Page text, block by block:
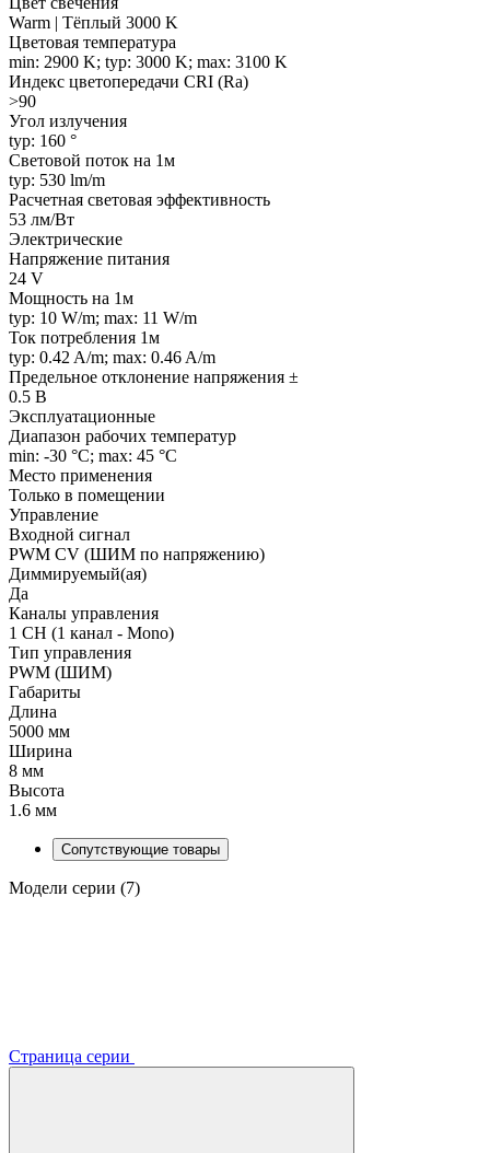
Warm | Тёплый 3000 K
Цветовая температура
min: 2900 K; typ: 3000 K; max: 3100 K
Индекс цветопередачи CRI (Ra)
>90
Угол излучения
typ: 160 °
Световой поток на 1м
typ: 530 lm/m
Расчетная световая эффективность
53 лм/Вт
Электрические
Напряжение питания
24 V
Мощность на 1м
typ: 10 W/m; max: 11 W/m
Ток потребления 1м
typ: 0.42 A/m; max: 0.46 A/m
Предельное отклонение напряжения ±
0.5 В
Эксплуатационные
Диапазон рабочих температур
min: -30 °C; max: 45 °C
Место применения
Только в помещении
Управление
Входной сигнал
PWM СV (ШИМ по напряжению)
Диммируемый(ая)
Да
Каналы управления
1 CH (1 канал - Mono)
Тип управления
PWM (ШИМ)
Габариты
Длина
5000 мм
Ширина
8 мм
Высота
1.6 мм
Сопутствующие товары
Модели серии (7)
Страница серии